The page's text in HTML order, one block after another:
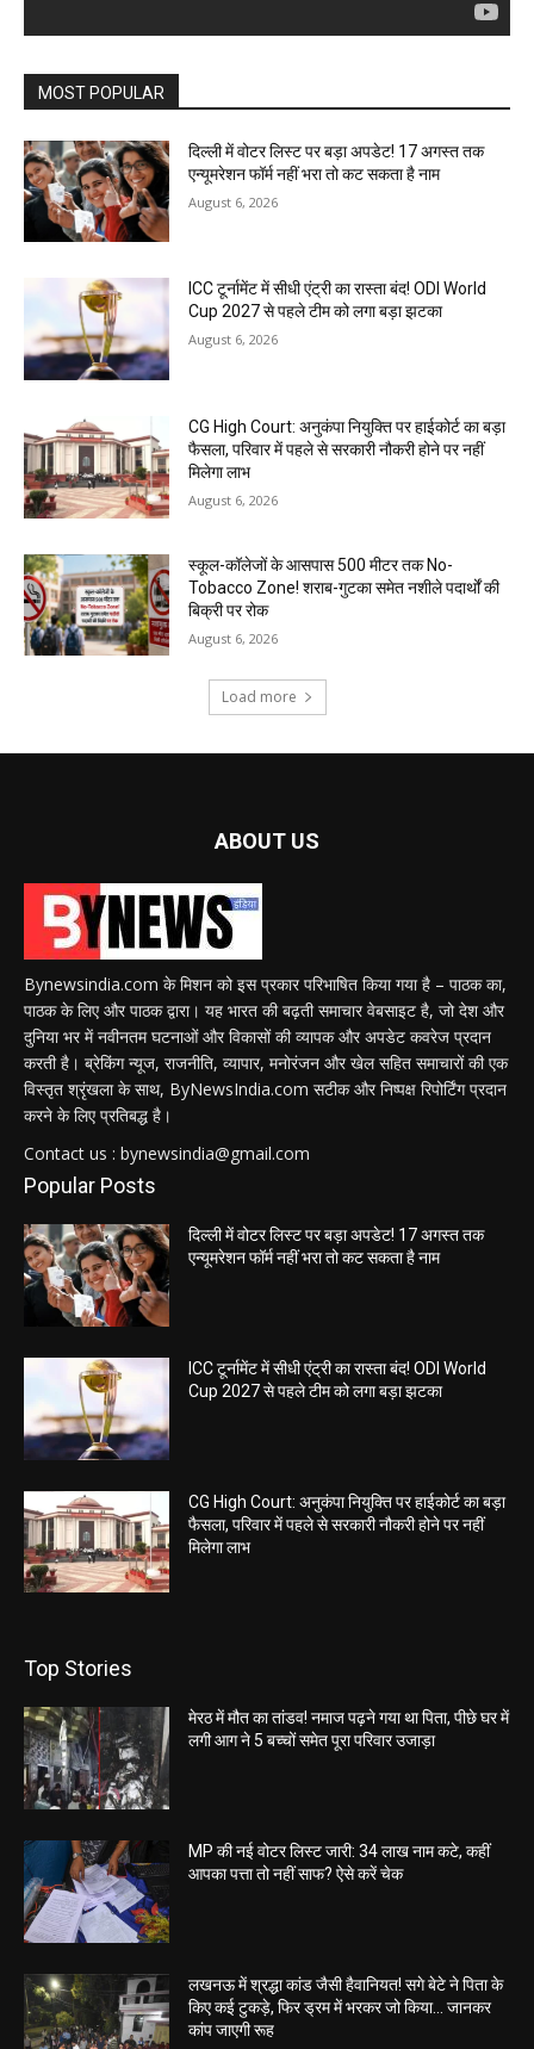
MOST POPULAR
दिल्ली में वोटर लिस्ट पर बड़ा अपडेट! 17 अगस्त तक
एन्यूमरेशन फॉर्म नहीं भरा तो कट सकता है नाम
August 6, 2026
ICC टूर्नामेंट में सीधी एंट्री का रास्ता बंद! ODI World
Cup 2027 से पहले टीम को लगा बड़ा झटका
August 6, 2026
CG High Court: अनुकंपा नियुक्ति पर हाईकोर्ट का बड़ा
फैसला, परिवार में पहले से सरकारी नौकरी होने पर नहीं
मिलेगा लाभ
August 6, 2026
स्कूल-कॉलेजों के आसपास 500 मीटर तक No-
Tobacco Zone! शराब-गुटका समेत नशीले पदार्थों की
बिक्री पर रोक
August 6, 2026
Load more
ABOUT US
Bynewsindia.com के मिशन को इस प्रकार परिभाषित किया गया है – पाठक का,
पाठक के लिए और पाठक द्वारा। यह भारत की बढ़ती समाचार वेबसाइट है, जो देश और
दुनिया भर में नवीनतम घटनाओं और विकासों की व्यापक और अपडेट कवरेज प्रदान
करती है। ब्रेकिंग न्यूज, राजनीति, व्यापार, मनोरंजन और खेल सहित समाचारों की एक
विस्तृत श्रृंखला के साथ, ByNewsIndia.com सटीक और निष्पक्ष रिपोर्टिंग प्रदान
करने के लिए प्रतिबद्ध है।
Contact us : bynewsindia@gmail.com
Popular Posts
दिल्ली में वोटर लिस्ट पर बड़ा अपडेट! 17 अगस्त तक
एन्यूमरेशन फॉर्म नहीं भरा तो कट सकता है नाम
ICC टूर्नामेंट में सीधी एंट्री का रास्ता बंद! ODI World
Cup 2027 से पहले टीम को लगा बड़ा झटका
CG High Court: अनुकंपा नियुक्ति पर हाईकोर्ट का बड़ा
फैसला, परिवार में पहले से सरकारी नौकरी होने पर नहीं
मिलेगा लाभ
Top Stories
मेरठ में मौत का तांडव! नमाज पढ़ने गया था पिता, पीछे घर में
लगी आग ने 5 बच्चों समेत पूरा परिवार उजाड़ा
MP की नई वोटर लिस्ट जारी: 34 लाख नाम कटे, कहीं
आपका पत्ता तो नहीं साफ? ऐसे करें चेक
लखनऊ में श्रद्धा कांड जैसी हैवानियत! सगे बेटे ने पिता के
किए कई टुकड़े, फिर ड्रम में भरकर जो किया… जानकर
कांप जाएगी रूह